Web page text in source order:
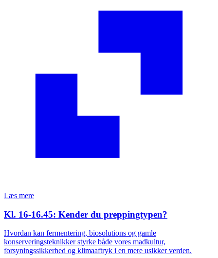
Læs mere
Kl. 16-16.45: Kender du preppingtypen?
Hvordan kan fermentering, biosolutions og gamle
konserveringsteknikker styrke både vores madkultur,
forsyningssikkerhed og klimaaftryk i en mere usikker verden.